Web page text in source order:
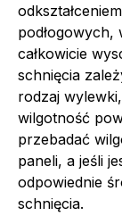
całkowicie
schnięcia
rodzaj
wilgotność
przebadać
paneli, a jeśli
odpowiednie
schnięcia.